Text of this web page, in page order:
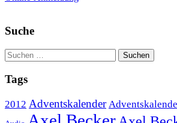
Suche
Tags
2012 Adventskalender